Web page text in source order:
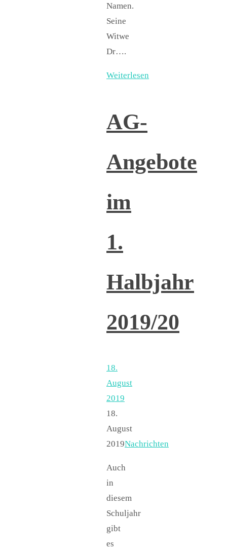
Namen.
Seine
Witwe
Dr….
Weiterlesen
AG-
Angebote
im
1.
Halbjahr
2019/20
18.
August
2019
18.
August
2019Nachrichten
Auch
in
diesem
Schuljahr
gibt
es